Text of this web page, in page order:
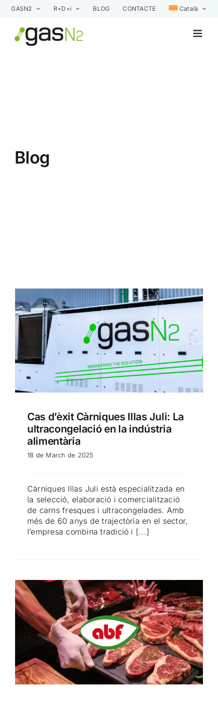
Skip
content
GASN2 R+D+i BLOG CONTACTE Català
Blog
Cas d’èxit Càrniques Illas Juli: La
ultracongelació en la indústria
alimentària
18 de March de 2025
Càrniques Illas Juli està especialitzada en
la selecció, elaboració i comercialització
de carns fresques i ultracongelades. Amb
més de 60 anys de trajectòria en el sector,
l’empresa combina tradició i [...]